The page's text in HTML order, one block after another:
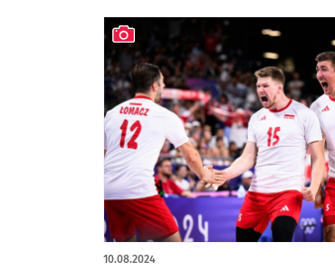
10.08.2024
artykuł z galerią zdjęć